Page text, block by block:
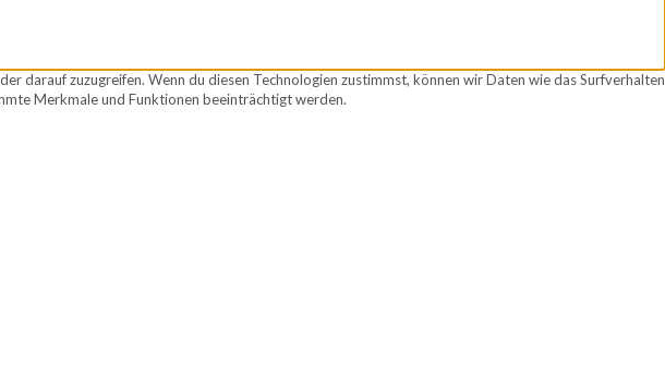
darauf zuzugreifen. Wenn du diesen Technologien zustimmst, können wir Daten wie das Surfverhalten
Merkmale und Funktionen beeinträchtigt werden.